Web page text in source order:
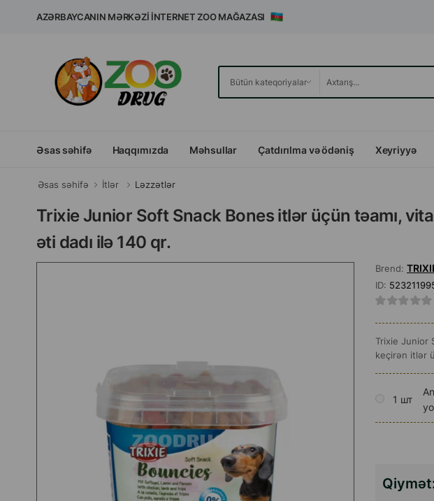
AZƏRBAYCANIN MƏRKƏZI İNTERNET ZOO MAĞAZASI
Əsas səhifə Haqqımızda Məhsullar Çatdırılma və ödəniş Xeyriyyə
Əsas səhifə İtlər Ləzzətlər
Trixie Junior Soft Snack Bones itlər üçün təamı,
əti dadı ilə 140 qr.
Brend:
ID:
Trixie Junior
keçirən itlər
1 шт